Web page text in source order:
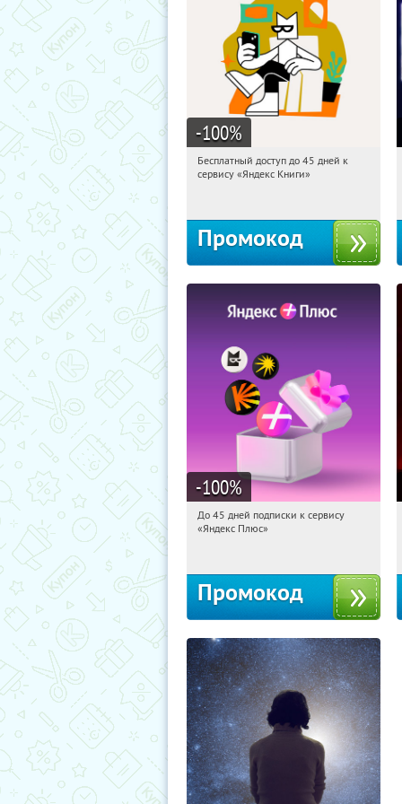
-100%
06:35:01
Получи первым!
Бесплатный доступ до 45 дней к
сервису «Яндекс Книги»
Промокод
-100%
06:35:01 Получили:
До 45 дней подписки к сервису
«Яндекс Плюс»
Промокод